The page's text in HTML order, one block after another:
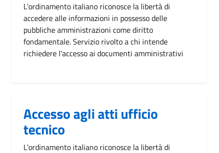
L’ordinamento italiano riconosce la libertà di
accedere alle informazioni in possesso delle
pubbliche amministrazioni come diritto
fondamentale. Servizio rivolto a chi intende
richiedere l'accesso ai documenti amministrativi
Accesso agli atti ufficio
tecnico
L’ordinamento italiano riconosce la libertà di